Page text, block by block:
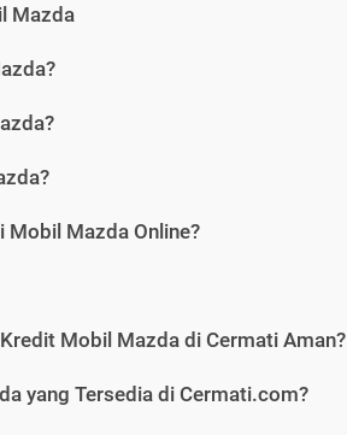
Mazda
Mobil Mazda Online?
Mobil Mazda di Cermati Aman?
yang Tersedia di Cermati.com?